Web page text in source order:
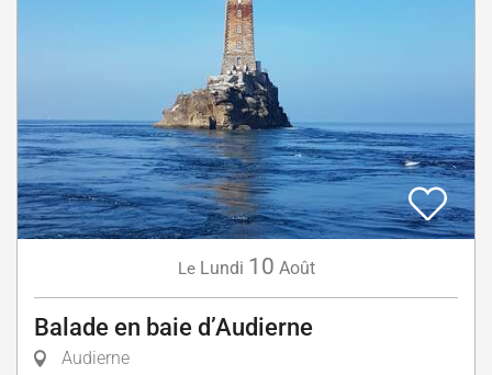
Le Lundi 10 Août
Balade en baie d’Audierne
Audierne